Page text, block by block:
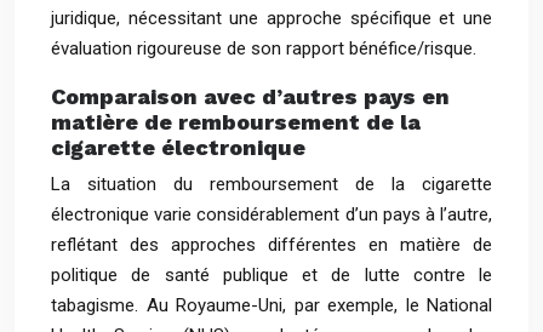
juridique, nécessitant une approche spécifique et une
évaluation rigoureuse de son rapport bénéfice/risque.
Comparaison avec d’autres pays en
matière de remboursement de la
cigarette électronique
La situation du remboursement de la cigarette
électronique varie considérablement d’un pays à l’autre,
reflétant des approches différentes en matière de
politique de santé publique et de lutte contre le
tabagisme. Au Royaume-Uni, par exemple, le National